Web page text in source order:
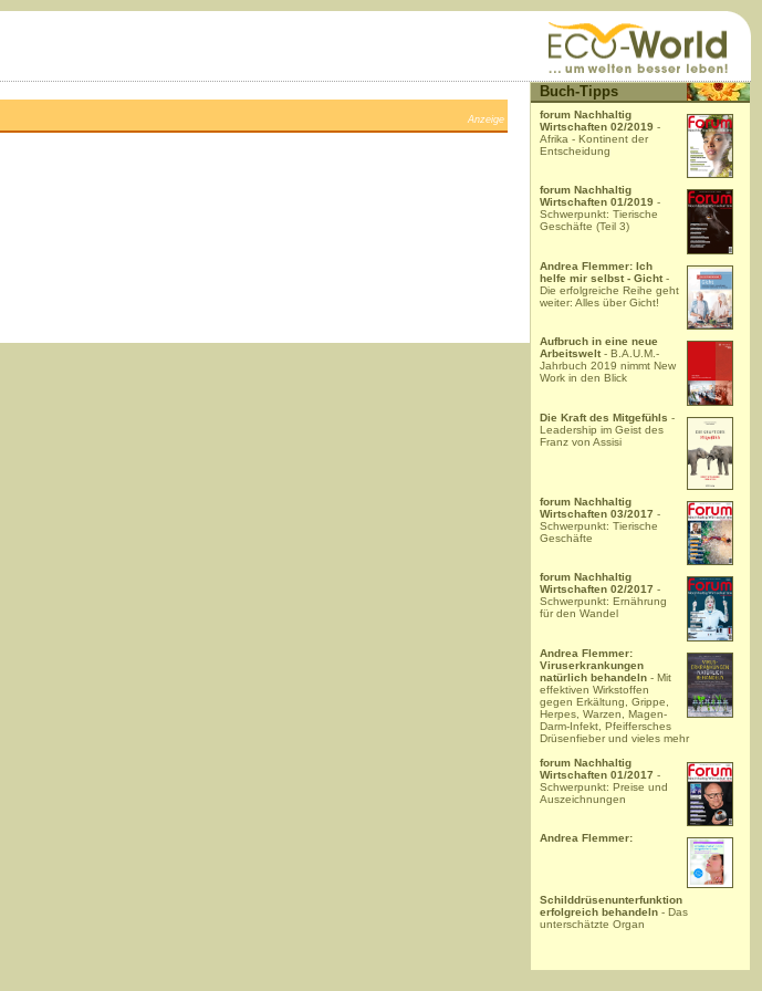
Anzeige
Buch-Tipps
forum Nachhaltig
Wirtschaften 02/2019 -
Afrika - Kontinent der
Entscheidung
forum Nachhaltig
Wirtschaften 01/2019 -
Schwerpunkt: Tierische
Geschäfte (Teil 3)
Andrea Flemmer: Ich
helfe mir selbst - Gicht -
Die erfolgreiche Reihe geht
weiter: Alles über Gicht!
Aufbruch in eine neue
Arbeitswelt - B.A.U.M.-
Jahrbuch 2019 nimmt New
Work in den Blick
Die Kraft des Mitgefühls -
Leadership im Geist des
Franz von Assisi
forum Nachhaltig
Wirtschaften 03/2017 -
Schwerpunkt: Tierische
Geschäfte
forum Nachhaltig
Wirtschaften 02/2017 -
Schwerpunkt: Ernährung
für den Wandel
Andrea Flemmer:
Viruserkrankungen
natürlich behandeln - Mit
effektiven Wirkstoffen
gegen Erkältung, Grippe,
Herpes, Warzen, Magen-
Darm-Infekt, Pfeiffersches
Drüsenfieber und vieles mehr
forum Nachhaltig
Wirtschaften 01/2017 -
Schwerpunkt: Preise und
Auszeichnungen
Andrea Flemmer:
Schilddrüsenunterfunktion
erfolgreich behandeln - Das
unterschätzte Organ